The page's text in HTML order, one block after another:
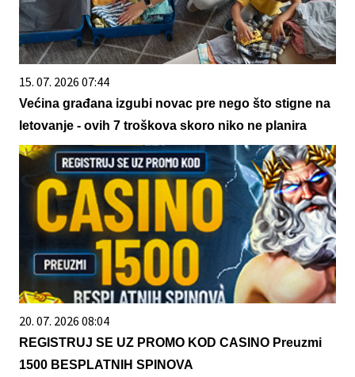
15. 07. 2026 07:44
Većina građana izgubi novac pre nego što stigne na
letovanje - ovih 7 troškova skoro niko ne planira
20. 07. 2026 08:04
REGISTRUJ SE UZ PROMO KOD CASINO Preuzmi
1500 BESPLATNIH SPINOVA